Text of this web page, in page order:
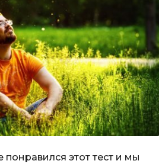
понравился этот тест и мы